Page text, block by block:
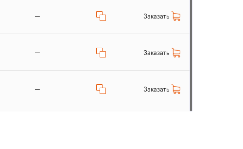
— Заказать
— Заказать
— Заказать